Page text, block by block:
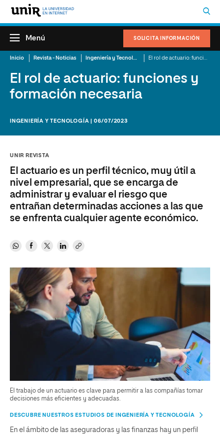
SOLICITA INFORMACIÓN
Menú
Inicio Revista - Noticias Ingeniería y Tecnología
El rol de actuario: funciones y
formación necesaria
INGENIERÍA Y TECNOLOGÍA | 06/07/2023
UNIR REVISTA
El actuario es un perfil técnico, muy útil a
nivel empresarial, que se encarga de
administrar y evaluar el riesgo que
entrañan determinadas acciones a las que
se enfrenta cualquier agente económico.
El trabajo de un actuario es clave para permitir a las compañías tomar
decisiones más eficientes y adecuadas.
DESCUBRE NUESTROS ESTUDIOS DE INGENIERÍA Y TECNOLOGÍA
En el ámbito de las aseguradoras y las finanzas hay un perfil